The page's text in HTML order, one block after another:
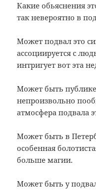
Какие обьяснения
так невероятно в
Может подвал это
ассоциируется с
интригует вот эта
Может быть публике
непроизвольно
атмосфера подвала
Может быть в
особенная
больше магии.
Может быть у